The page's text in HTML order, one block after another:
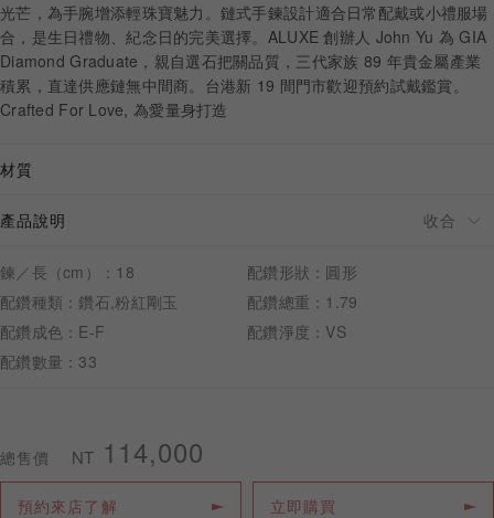
婚禮護照
線上購物
預約來店
光芒，為手腕增添輕珠寶魅力。鏈式手鍊設計適合日常配戴或小禮服場
合，是生日禮物、紀念日的完美選擇。ALUXE 創辦人 John Yu 為 GIA
Diamond Graduate，親自選石把關品質，三代家族 89 年貴金屬產業
積累，直達供應鏈無中間商。台港新 19 間門市歡迎預約試戴鑑賞。
Crafted For Love, 為愛量身打造
材質
產品說明
鍊／長（cm）：18
配鑽形狀：圓形
配鑽種類：鑽石,粉紅剛玉
配鑽總重：1.79
配鑽成色：E-F
配鑽淨度：VS
配鑽數量：33
總售價 NT 114,000
立即購買
預約來店了解